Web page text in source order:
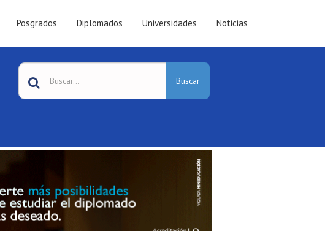
Posgrados Diplomados Universidades Noticias
Buscar